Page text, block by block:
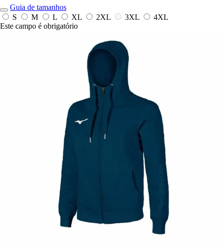
Guia de tamanhos
S
M L XL 2XL 3XL
4XL
Este campo é obrigatório